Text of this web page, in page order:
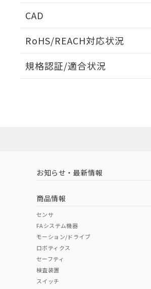
CAD
RoHS/REACH対応状況
EU RoHS 注意事項・凡例
中国 RoHS 注意事項・凡例
中国 RoHS表
Pb Hg
規格認証/適合状況
お知らせ・最新情報
商品情報
センサ
FAシステム機器
モーション/ドライブ
ロボティクス
セーフティ
検査装置
スイッチ